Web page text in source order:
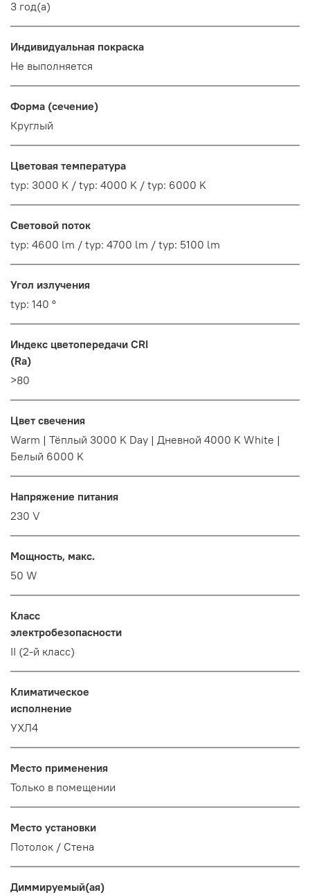
3 год(а)
Индивидуальная покраска
Не выполняется
Форма (сечение)
Круглый
Цветовая температура
typ: 3000 K / typ: 4000 K / typ: 6000 K
Световой поток
typ: 4600 lm / typ: 4700 lm / typ: 5100 lm
Угол излучения
typ: 140 °
Индекс цветопередачи CRI
(Ra)
>80
Цвет свечения
Warm | Тёплый 3000 K Day | Дневной 4000 K White |
Белый 6000 K
Напряжение питания
230 V
Мощность, макс.
50 W
Класс
электробезопасности
II (2-й класс)
Климатическое
исполнение
УХЛ4
Место применения
Только в помещении
Место установки
Потолок / Cтена
Диммируемый(ая)